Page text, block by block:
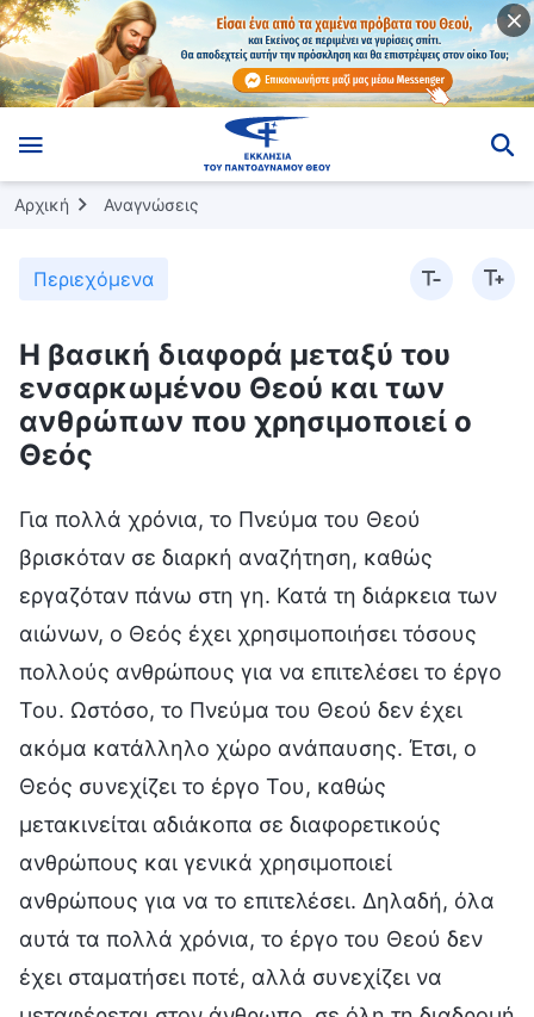
Αρχική Αναγνώσεις
Περιεχόμενα
Η βασική διαφορά μεταξύ του
ενσαρκωμένου Θεού και των
ανθρώπων που χρησιμοποιεί ο
Θεός
Για πολλά χρόνια, το Πνεύμα του Θεού
βρισκόταν σε διαρκή αναζήτηση, καθώς
εργαζόταν πάνω στη γη. Κατά τη διάρκεια των
αιώνων, ο Θεός έχει χρησιμοποιήσει τόσους
πολλούς ανθρώπους για να επιτελέσει το έργο
Του. Ωστόσο, το Πνεύμα του Θεού δεν έχει
ακόμα κατάλληλο χώρο ανάπαυσης. Έτσι, ο
Θεός συνεχίζει το έργο Του, καθώς
μετακινείται αδιάκοπα σε διαφορετικούς
ανθρώπους και γενικά χρησιμοποιεί
ανθρώπους για να το επιτελέσει. Δηλαδή, όλα
αυτά τα πολλά χρόνια, το έργο του Θεού δεν
έχει σταματήσει ποτέ, αλλά συνεχίζει να